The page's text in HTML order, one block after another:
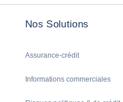
Nos Solutions
Assurance-crédit
Informations commerciales